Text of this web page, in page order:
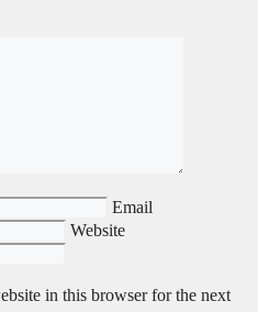
Email
Website
in this browser for the next